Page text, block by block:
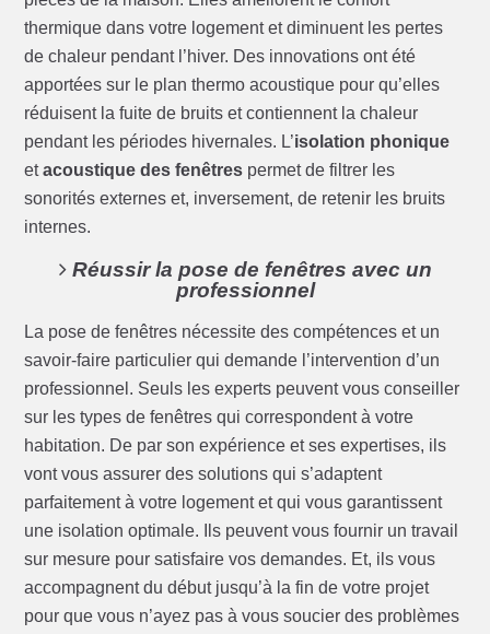
thermique dans votre logement et diminuent les pertes
de chaleur pendant l’hiver. Des innovations ont été
apportées sur le plan thermo acoustique pour qu’elles
réduisent la fuite de bruits et contiennent la chaleur
pendant les périodes hivernales. L’isolation phonique
etacoustique des fenêtres permet de filtrer les
sonorités externes et, inversement, de retenir les bruits
internes.
Réussir la pose de fenêtres avec un
professionnel
La pose de fenêtres nécessite des compétences et un
savoir-faire particulier qui demande l’intervention d’un
professionnel. Seuls les experts peuvent vous conseiller
sur les types de fenêtres qui correspondent à votre
habitation. De par son expérience et ses expertises, ils
vont vous assurer des solutions qui s’adaptent
parfaitement à votre logement et qui vous garantissent
une isolation optimale. Ils peuvent vous fournir un travail
sur mesure pour satisfaire vos demandes. Et, ils vous
accompagnent du début jusqu’à la fin de votre projet
pour que vous n’ayez pas à vous soucier des problèmes